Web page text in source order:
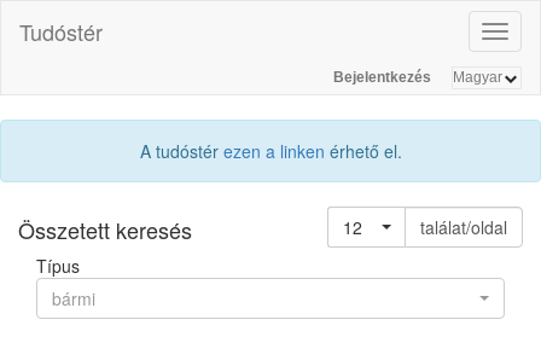
Tudóstér
Bejelentkezés
A tudóstér ezen a linken érhető el.
Összetett keresés 12
találat/oldal
Típus
bármi